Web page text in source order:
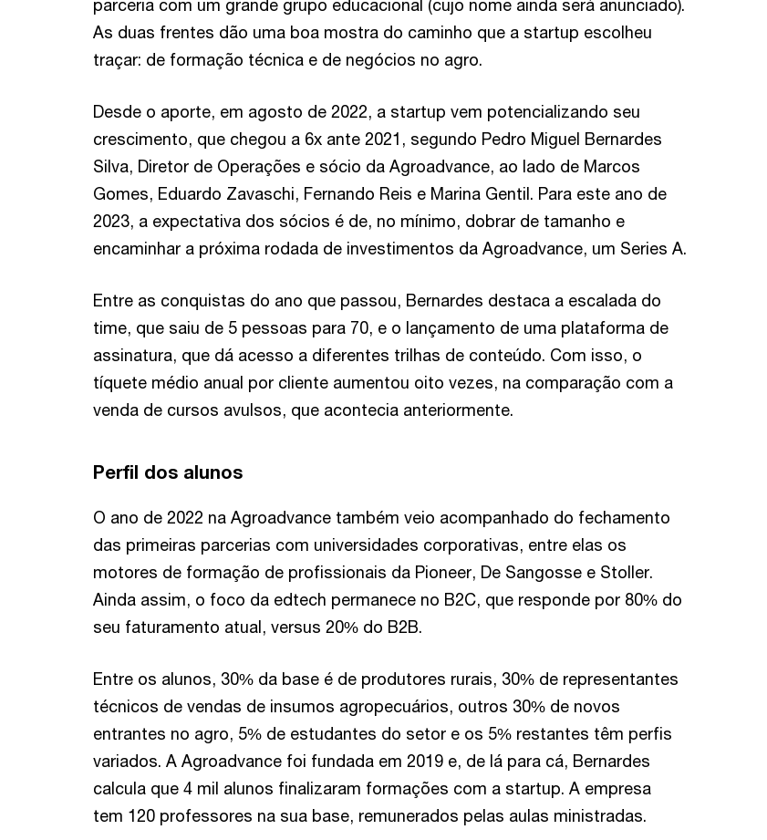
parceria com um grande grupo educacional (cujo nome ainda será anunciado).
As duas frentes dão uma boa mostra do caminho que a startup escolheu
traçar: de formação técnica e de negócios no agro.
Desde o aporte, em agosto de 2022, a startup vem potencializando seu
crescimento, que chegou a 6x ante 2021, segundo Pedro Miguel Bernardes
Silva, Diretor de Operações e sócio da Agroadvance, ao lado de Marcos
Gomes, Eduardo Zavaschi, Fernando Reis e Marina Gentil. Para este ano de
2023, a expectativa dos sócios é de, no mínimo, dobrar de tamanho e
encaminhar a próxima rodada de investimentos da Agroadvance, um Series A.
Entre as conquistas do ano que passou, Bernardes destaca a escalada do
time, que saiu de 5 pessoas para 70, e o lançamento de uma plataforma de
assinatura, que dá acesso a diferentes trilhas de conteúdo. Com isso, o
tíquete médio anual por cliente aumentou oito vezes, na comparação com a
venda de cursos avulsos, que acontecia anteriormente.
Perfil dos alunos
O ano de 2022 na Agroadvance também veio acompanhado do fechamento
das primeiras parcerias com universidades corporativas, entre elas os
motores de formação de profissionais da Pioneer, De Sangosse e Stoller.
Ainda assim, o foco da edtech permanece no B2C, que responde por 80% do
seu faturamento atual, versus 20% do B2B.
Entre os alunos, 30% da base é de produtores rurais, 30% de representantes
técnicos de vendas de insumos agropecuários, outros 30% de novos
entrantes no agro, 5% de estudantes do setor e os 5% restantes têm perfis
variados. A Agroadvance foi fundada em 2019 e, de lá para cá, Bernardes
calcula que 4 mil alunos finalizaram formações com a startup. A empresa
tem 120 professores na sua base, remunerados pelas aulas ministradas.